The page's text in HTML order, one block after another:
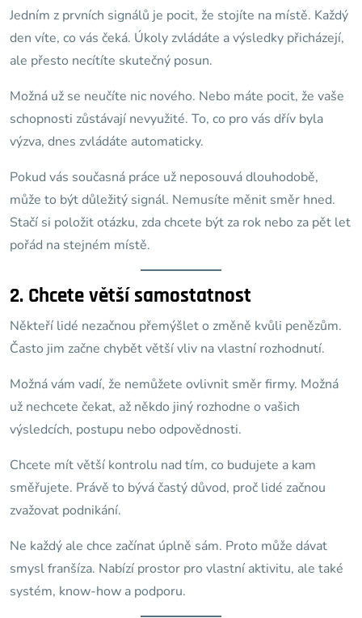
Jedním z prvních signálů je pocit, že stojíte na místě. Každý
den víte, co vás čeká. Úkoly zvládáte a výsledky přicházejí,
ale přesto necítíte skutečný posun.
Možná už se neučíte nic nového. Nebo máte pocit, že vaše
schopnosti zůstávají nevyužité. To, co pro vás dřív byla
výzva, dnes zvládáte automaticky.
Pokud vás současná práce už neposouvá dlouhodobě,
může to být důležitý signál. Nemusíte měnit směr hned.
Stačí si položit otázku, zda chcete být za rok nebo za pět let
pořád na stejném místě.
2. Chcete větší samostatnost
Někteří lidé nezačnou přemýšlet o změně kvůli penězům.
Často jim začne chybět větší vliv na vlastní rozhodnutí.
Možná vám vadí, že nemůžete ovlivnit směr firmy. Možná
už nechcete čekat, až někdo jiný rozhodne o vašich
výsledcích, postupu nebo odpovědnosti.
Chcete mít větší kontrolu nad tím, co budujete a kam
směřujete. Právě to bývá častý důvod, proč lidé začnou
zvažovat podnikání.
Ne každý ale chce začínat úplně sám. Proto může dávat
smysl franšíza. Nabízí prostor pro vlastní aktivitu, ale také
systém, know-how a podporu.